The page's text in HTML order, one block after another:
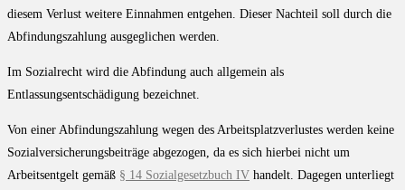
diesem Verlust weitere Einnahmen entgehen. Dieser Nachteil soll durch die
Abfindungszahlung ausgeglichen werden.
Im Sozialrecht wird die Abfindung auch allgemein als
Entlassungsentschädigung bezeichnet.
Von einer Abfindungszahlung wegen des Arbeitsplatzverlustes werden keine
Sozialversicherungsbeiträge abgezogen, da es sich hierbei nicht um
Arbeitsentgelt gemäß § 14 Sozialgesetzbuch IV handelt. Dagegen unterliegt